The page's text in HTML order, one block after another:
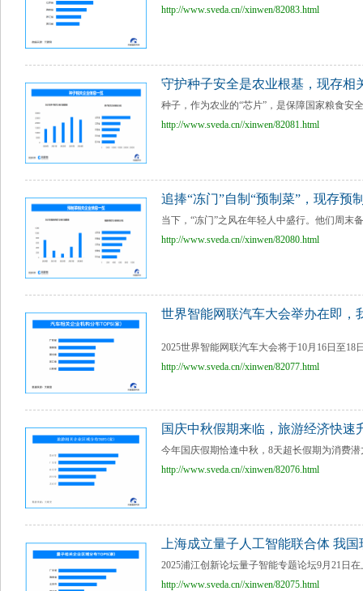
http://www.sveda.cn//xinwen/82083.html
守护种子安全是农业根基，现存相
种子，作为农业的“芯片”，是保障国家粮食安
http://www.sveda.cn//xinwen/82081.html
追捧“冻门”自制“预制菜”，现存预
当下，“冻门”之风在年轻人中盛行。他们周末
http://www.sveda.cn//xinwen/82080.html
世界智能网联汽车大会举办在即，
2025世界智能网联汽车大会将于10月16日至
http://www.sveda.cn//xinwen/82077.html
国庆中秋假期来临，旅游经济快速
今年国庆假期恰逢中秋，8天超长假期为消费
http://www.sveda.cn//xinwen/82076.html
上海成立量子人工智能联合体 我
2025浦江创新论坛量子智能专题论坛9月21日
http://www.sveda.cn//xinwen/82075.html